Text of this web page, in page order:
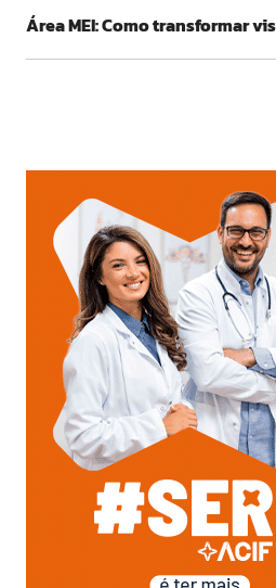
Área MEI: Como transformar